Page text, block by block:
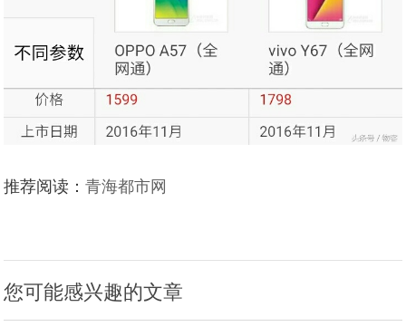
推荐阅读：青海都市网
您可能感兴趣的文章